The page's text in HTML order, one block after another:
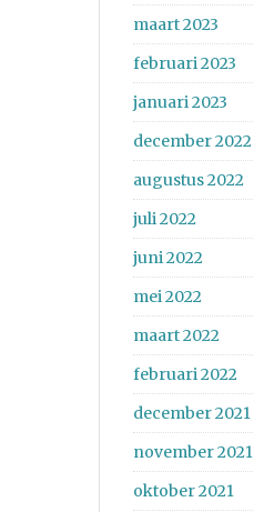
maart 2023
februari 2023
januari 2023
december 2022
augustus 2022
juli 2022
juni 2022
mei 2022
maart 2022
februari 2022
december 2021
november 2021
oktober 2021